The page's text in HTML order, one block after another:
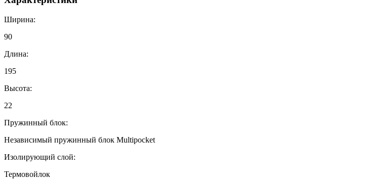
Ширина:
90
Длина:
195
Высота:
22
Пружинный блок:
Независимый пружинный блок Multipocket
Изолирующий слой:
Термовойлок